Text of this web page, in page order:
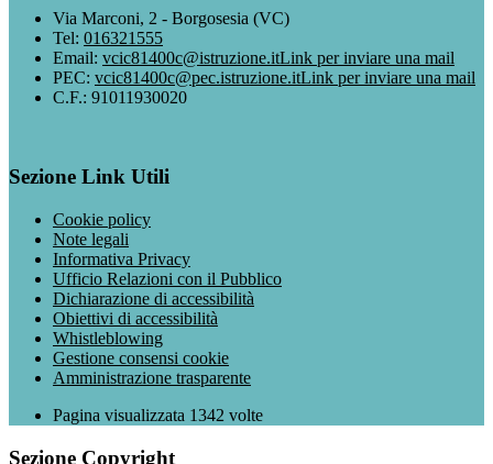
Via Marconi, 2 - Borgosesia (VC)
Tel: 016321555
Email: vcic81400c@istruzione.itLink per inviare una mail
PEC: vcic81400c@pec.istruzione.itLink per inviare una mail
C.F.: 91011930020
Sezione Link Utili
Cookie policy
Note legali
Informativa Privacy
Ufficio Relazioni con il Pubblico
Dichiarazione di accessibilità
Obiettivi di accessibilità
Whistleblowing
Gestione consensi cookie
Amministrazione trasparente
Pagina visualizzata 1342 volte
Sezione Copyright